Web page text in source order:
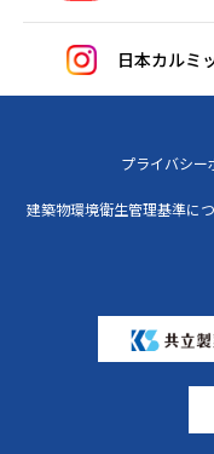
日本カルミ
プライバシー
建築物環境衛生管理基準に